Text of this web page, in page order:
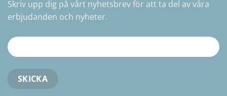
Skriv upp dig på vårt nyhetsbrev för att ta del av våra
erbjudanden och nyheter.